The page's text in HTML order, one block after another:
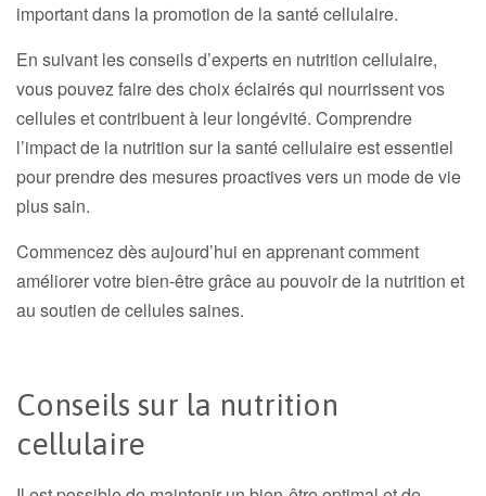
important dans la promotion de la santé cellulaire.
En suivant les conseils d’experts en nutrition cellulaire,
vous pouvez faire des choix éclairés qui nourrissent vos
cellules et contribuent à leur longévité. Comprendre
l’impact de la nutrition sur la santé cellulaire est essentiel
pour prendre des mesures proactives vers un mode de vie
plus sain.
Commencez dès aujourd’hui en apprenant comment
améliorer votre bien-être grâce au pouvoir de la nutrition et
au soutien de cellules saines.
Conseils sur la nutrition
cellulaire